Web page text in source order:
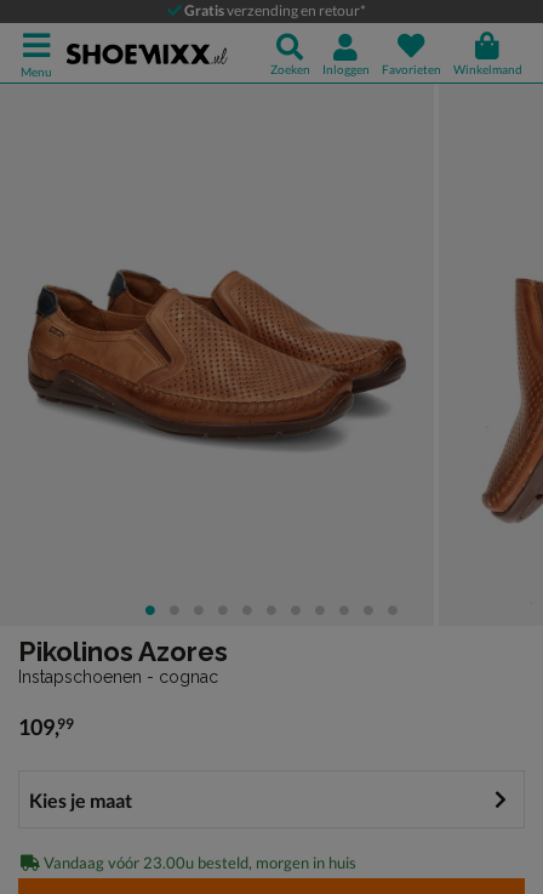
Gratisverzending en retour*
Menu Zoeken Inloggen Favorieten Winkelmand
Pikolinos Azores
Instapschoenen
Pikolinos Azores
Instapschoenen - cognac
€ 109,99
109,99
Vandaag vóór 23.00u besteld, morgen in huis